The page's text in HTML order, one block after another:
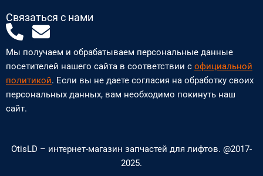
Связаться с нами
P
h
o
n
e
l
E
n
v
e
l
e
Мы получаем и обрабатываем персональные данные
посетителей нашего сайта в соответствии с официальной
политикой. Если вы не даете согласия на обработку своих
персональных данных, вам необходимо покинуть наш
сайт.
OtisLD – интернет-магазин запчастей для лифтов. @2017-
2025.